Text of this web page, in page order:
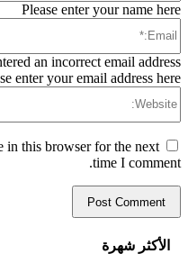
Please enter your name here
an incorrect email address!
enter your email address here
in this browser for the next
time I comment.
الأكثر شهرة